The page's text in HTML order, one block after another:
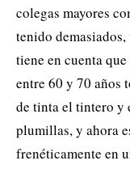
colegas mayores
tenido demasiados,
tiene en cuenta
entre 60 y 70 años
de tinta el tintero y
plumillas, y ahora
frenéticamente en